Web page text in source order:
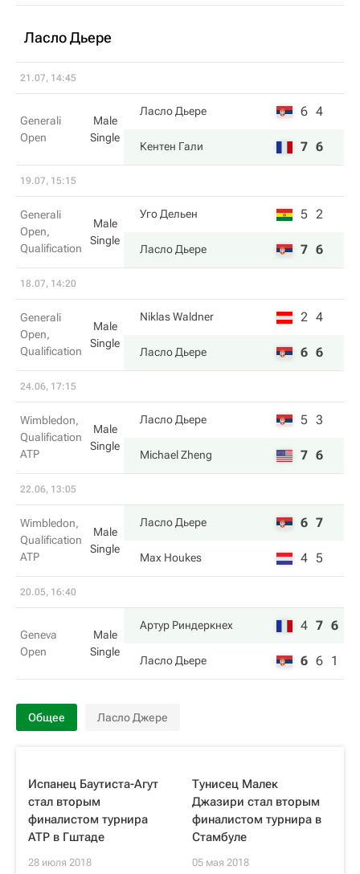
Ласло Дьере
21.07, 14:45
Generali
Open
Male
Single
Ласло Дьере 6 4
Кентен Гали 7 6
19.07, 15:15
Generali
Open,
Qualification
Male
Single
Уго Дельен 5 2
Ласло Дьере 7 6
18.07, 14:20
Generali
Open,
Qualification
Male
Single
Niklas Waldner 2 4
Ласло Дьере 6 6
24.06, 17:15
Wimbledon,
Qualification
ATP
Male
Single
Ласло Дьере 5 3
Michael Zheng 7 6
22.06, 13:05
Wimbledon,
Qualification
ATP
Male
Single
Ласло Дьере 6 7
Max Houkes 4 5
20.05, 16:40
Geneva
Open
Male
Single
Артур Риндеркнех 4 7 6
Ласло Дьере 6 6 1
Общее Ласло Джере
Испанец Баутиста-Агут
стал вторым
финалистом турнира
ATP в Гштаде
28 июля 2018
Тунисец Малек
Джазири стал вторым
финалистом турнира в
Стамбуле
05 мая 2018